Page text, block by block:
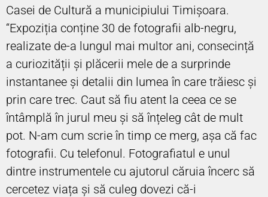
Casei de Cultură a municipiului Timișoara.
“Expoziția conține 30 de fotografii alb-negru,
realizate de-a lungul mai multor ani, consecință
a curiozității și plăcerii mele de a surprinde
instantanee și detalii din lumea în care trăiesc și
prin care trec. Caut să fiu atent la ceea ce se
întâmplă în jurul meu și să înțeleg cât de mult
pot. N-am cum scrie în timp ce merg, așa că fac
fotografii. Cu telefonul. Fotografiatul e unul
dintre instrumentele cu ajutorul căruia încerc să
cercetez viața și să culeg dovezi că-i